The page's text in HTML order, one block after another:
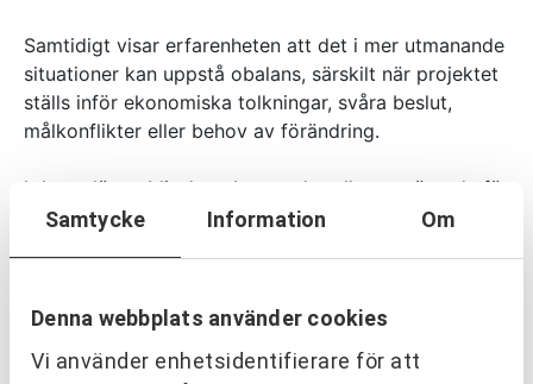
Samtycke Information Om
Denna webbplats använder cookies
Vi använder enhetsidentifierare för att
Samtidigt visar erfarenheten att det i mer utmanande
situationer kan uppstå obalans, särskilt när projektet
ställs inför ekonomiska tolkningar, svåra beslut,
målkonflikter eller behov av förändring.
I dessa lägen blir den oberoende rollen avgörande för
att skapa förtroende, tydlighet och framdrift i
Att välja partneringledare –
en strategisk fråga